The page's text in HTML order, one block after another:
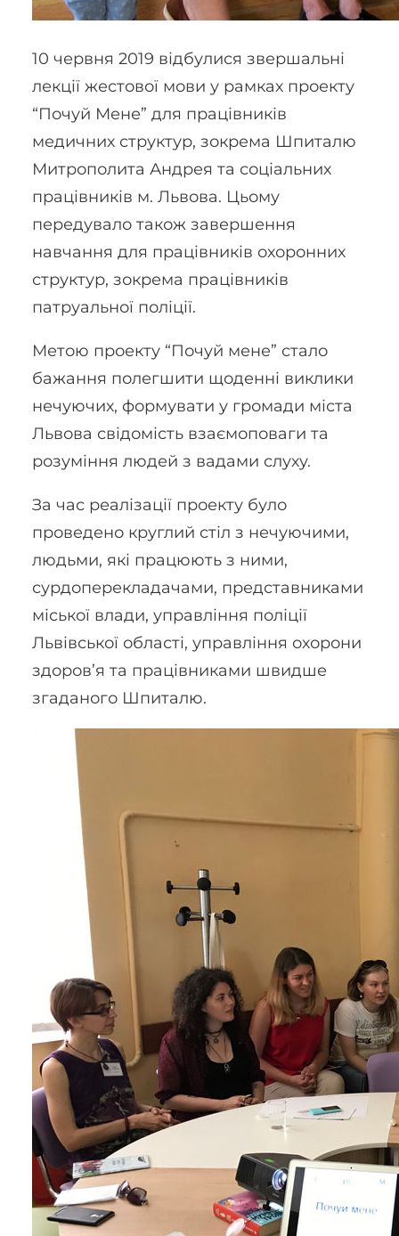
10 червня 2019 відбулися звершальні
лекції жестової мови у рамках проекту
“Почуй Мене” для працівників
медичних структур, зокрема Шпиталю
Митрополита Андрея та соціальних
працівників м. Львова. Цьому
передувало також завершення
навчання для працівників охоронних
структур, зокрема працівників
патруальної поліції.
Метою проекту “Почуй мене” стало
бажання полегшити щоденні виклики
нечуючих, формувати у громади міста
Львова свідомість взаємоповаги та
розуміння людей з вадами слуху.
За час реалізації проекту було
проведено круглий стіл з нечуючими,
людьми, які працюють з ними,
сурдоперекладачами, представниками
міської влади, управління поліції
Львівської області, управління охорони
здоров’я та працівниками швидше
згаданого Шпиталю.